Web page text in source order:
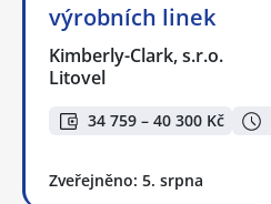
výrobních linek
Kimberly-Clark, s.r.o.
Litovel
34 759 – 40 300 Kč
Zveřejněno: 5. srpna